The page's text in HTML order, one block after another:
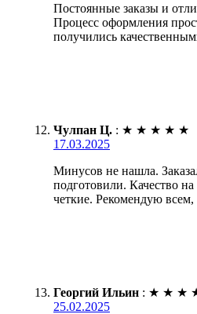
Постоянные заказы и
Процесс оформления
получились
Чулпан Ц. : ★ ★ ★ ★ ★
17.03.2025
Минусов не нашла.
подготовили. Качество на
четкие. Рекомендую
Георгий Ильин : ★ ★ ★
25.02.2025